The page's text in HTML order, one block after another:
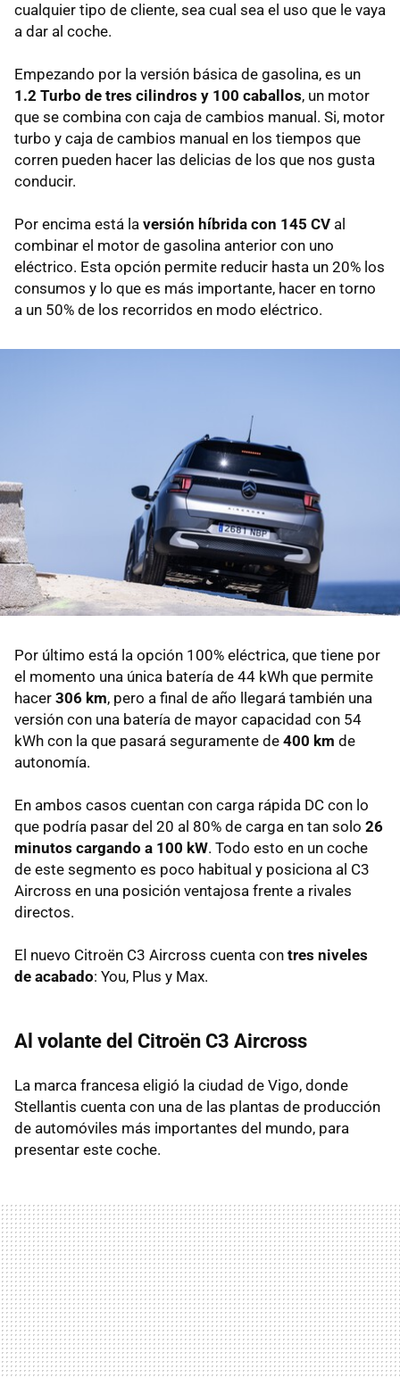
cualquier tipo de cliente, sea cual sea el uso que le vaya
a dar al coche.
Empezando por la versión básica de gasolina, es un
1.2 Turbo de tres cilindros y 100 caballos, un motor
que se combina con caja de cambios manual. Si, motor
turbo y caja de cambios manual en los tiempos que
corren pueden hacer las delicias de los que nos gusta
conducir.
Por encima está la versión híbrida con 145 CV al
combinar el motor de gasolina anterior con uno
eléctrico. Esta opción permite reducir hasta un 20% los
consumos y lo que es más importante, hacer en torno
a un 50% de los recorridos en modo eléctrico.
Por último está la opción 100% eléctrica, que tiene por
el momento una única batería de 44 kWh que permite
hacer 306 km, pero a final de año llegará también una
versión con una batería de mayor capacidad con 54
kWh con la que pasará seguramente de 400 km de
autonomía.
En ambos casos cuentan con carga rápida DC con lo
que podría pasar del 20 al 80% de carga en tan solo 26
minutos cargando a 100 kW. Todo esto en un coche
de este segmento es poco habitual y posiciona al C3
Aircross en una posición ventajosa frente a rivales
directos.
El nuevo Citroën C3 Aircross cuenta con tres niveles
de acabado: You, Plus y Max.
Al volante del Citroën C3 Aircross
La marca francesa eligió la ciudad de Vigo, donde
Stellantis cuenta con una de las plantas de producción
de automóviles más importantes del mundo, para
presentar este coche.